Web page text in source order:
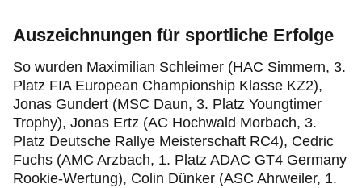
Auszeichnungen für sportliche Erfolge
So wurden Maximilian Schleimer (HAC Simmern, 3.
Platz FIA European Championship Klasse KZ2),
Jonas Gundert (MSC Daun, 3. Platz Youngtimer
Trophy), Jonas Ertz (AC Hochwald Morbach, 3.
Platz Deutsche Rallye Meisterschaft RC4), Cedric
Fuchs (AMC Arzbach, 1. Platz ADAC GT4 Germany
Rookie-Wertung), Colin Dünker (ASC Ahrweiler, 1.